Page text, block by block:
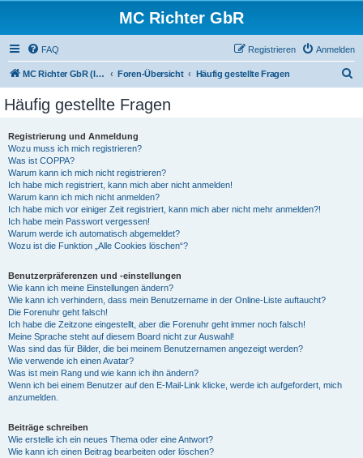
MC Richter GbR
FAQ Anmelden
Registrieren
MC Richter GbR (Impressum / Datenschutz) Foren-Übersicht Häufig gestellte Fragen
Häufig gestellte Fragen
Registrierung und Anmeldung
Wozu muss ich mich registrieren?
Was ist COPPA?
Warum kann ich mich nicht registrieren?
Ich habe mich registriert, kann mich aber nicht anmelden!
Warum kann ich mich nicht anmelden?
Ich habe mich vor einiger Zeit registriert, kann mich aber nicht mehr anmelden?!
Ich habe mein Passwort vergessen!
Warum werde ich automatisch abgemeldet?
Wozu ist die Funktion „Alle Cookies löschen“?
Benutzerpräferenzen und -einstellungen
Wie kann ich meine Einstellungen ändern?
Wie kann ich verhindern, dass mein Benutzername in der Online-Liste auftaucht?
Die Forenuhr geht falsch!
Ich habe die Zeitzone eingestellt, aber die Forenuhr geht immer noch falsch!
Meine Sprache steht auf diesem Board nicht zur Auswahl!
Was sind das für Bilder, die bei meinem Benutzernamen angezeigt werden?
Wie verwende ich einen Avatar?
Was ist mein Rang und wie kann ich ihn ändern?
Wenn ich bei einem Benutzer auf den E-Mail-Link klicke, werde ich aufgefordert, mich
anzumelden.
Beiträge schreiben
Wie erstelle ich ein neues Thema oder eine Antwort?
Wie kann ich einen Beitrag bearbeiten oder löschen?